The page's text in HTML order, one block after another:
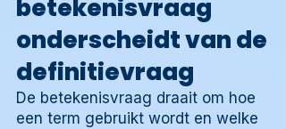
betekenisvraag
onderscheidt van de
definitievraag
De betekenisvraag draait om hoe
een term gebruikt wordt en welke